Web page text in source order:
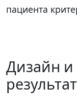
пациента
Дизайн